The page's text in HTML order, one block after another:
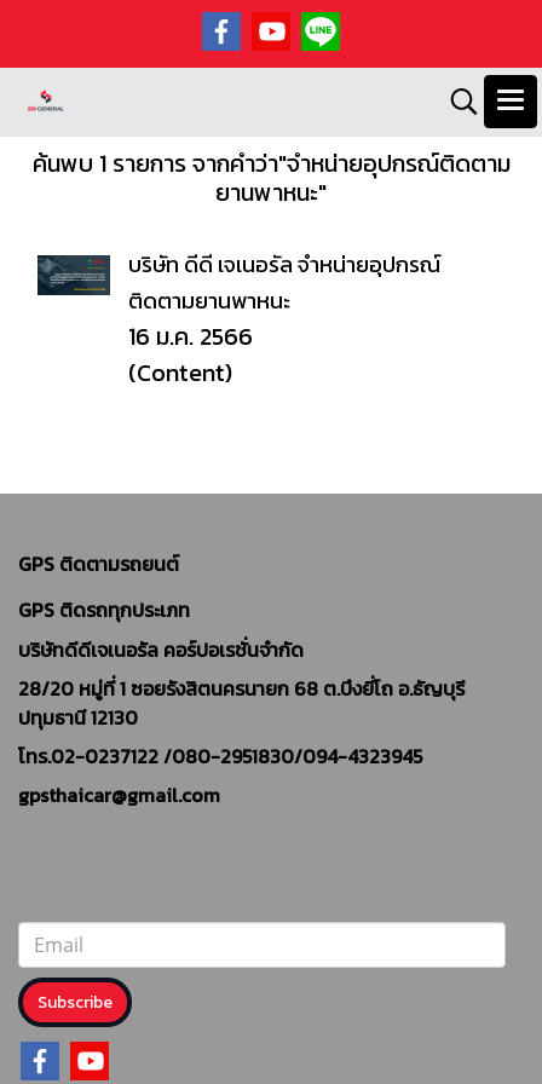
ค้นพบ 1 รายการ จากคำว่า"จำหน่ายอุปกรณ์ติดตาม
ยานพาหนะ"
บริษัท ดีดี เจเนอรัล จำหน่ายอุปกรณ์
ติดตามยานพาหนะ
16 ม.ค. 2566
(Content)
GPS ติดตามรถยนต์
GPS ติดรถทุกประเภท
บริษัทดีดีเจเนอรัล คอร์ปอเรชั่นจำกัด
28/20 หมู่ที่ 1 ซอยรังสิตนครนายก 68 ต.บึงยี่โถ อ.ธัญบุรี
ปทุมธานี 12130
โทร.02-0237122 /080-2951830/094-4323945
gpsthaicar@gmail.com
Subscribe